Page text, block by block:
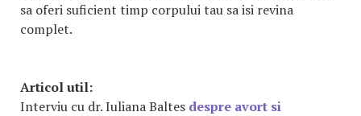
sa oferi suficient timp corpului tau sa isi revina
complet.
Articol util:
Interviu cu dr. Iuliana Baltes despre avort si